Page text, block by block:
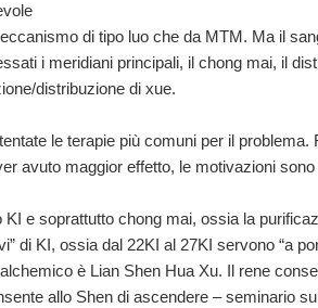
di tipo luo che da MTM. Ma il
i meridiani principali, il chong mai, il
distribuzione di xue.
le terapie più comuni per il problema.
avuto maggior effetto, le motivazioni sono
e soprattutto chong mai, ossia la
di KI, ossia dal 22KI al 27KI servono “a
è Lian Shen Hua Xu. Il rene
allo Shen di ascendere – seminario